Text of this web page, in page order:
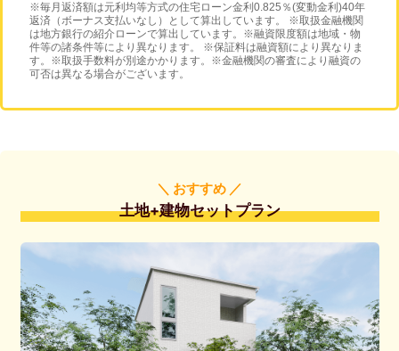
※毎月返済額は元利均等方式の住宅ローン金利0.825％(変動金利)40年
返済（ボーナス支払いなし）として算出しています。 ※取扱金融機関
は地方銀行の紹介ローンで算出しています。※融資限度額は地域・物
件等の諸条件等により異なります。 ※保証料は融資額により異なりま
す。※取扱手数料が別途かかります。※金融機関の審査により融資の
可否は異なる場合がございます。
＼ おすすめ ／
土地+建物セットプラン